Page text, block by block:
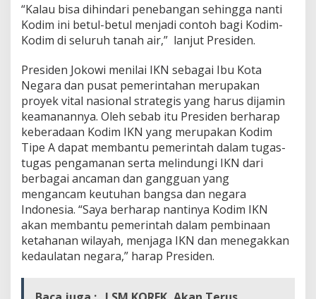
“Kalau bisa dihindari penebangan sehingga nanti
Kodim ini betul-betul menjadi contoh bagi Kodim-
Kodim di seluruh tanah air,” lanjut Presiden.
Presiden Jokowi menilai IKN sebagai Ibu Kota
Negara dan pusat pemerintahan merupakan
proyek vital nasional strategis yang harus dijamin
keamanannya. Oleh sebab itu Presiden berharap
keberadaan Kodim IKN yang merupakan Kodim
Tipe A dapat membantu pemerintah dalam tugas-
tugas pengamanan serta melindungi IKN dari
berbagai ancaman dan gangguan yang
mengancam keutuhan bangsa dan negara
Indonesia. “Saya berharap nantinya Kodim IKN
akan membantu pemerintah dalam pembinaan
ketahanan wilayah, menjaga IKN dan menegakkan
kedaulatan negara,” harap Presiden.